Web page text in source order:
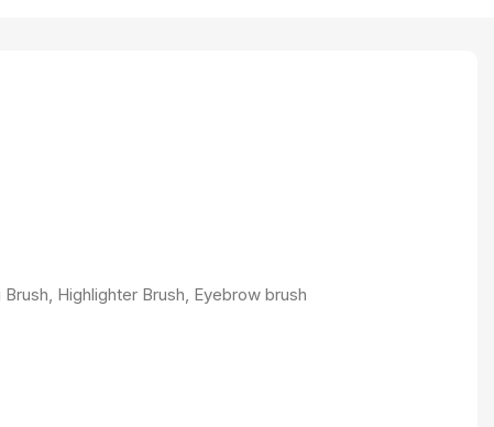
Highlighter Brush, Eyebrow brush